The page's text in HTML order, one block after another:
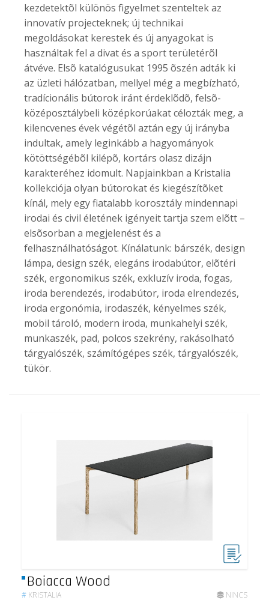
kezdetektõl különös figyelmet szenteltek az
innovatív projecteknek; új technikai
megoldásokat kerestek és új anyagokat is
használtak fel a divat és a sport területérõl
átvéve. Elsõ katalógusukat 1995 õszén adták ki
az üzleti hálózatban, mellyel még a megbízható,
tradícionális bútorok iránt érdeklõdõ, felsõ-
középosztálybeli középkorúakat célozták meg, a
kilencvenes évek végétõl aztán egy új irányba
indultak, amely leginkább a hagyományok
kötöttségébõl kilépõ, kortárs olasz dizájn
karakteréhez idomult. Napjainkban a Kristalia
kollekciója olyan bútorokat és kiegészítõket
kínál, mely egy fiatalabb korosztály mindennapi
irodai és civil életének igényeit tartja szem elõtt –
elsõsorban a megjelenést és a
felhasználhatóságot. Kínálatunk: bárszék, design
lámpa, design szék, elegáns irodabútor, elõtéri
szék, ergonomikus szék, exkluzív iroda, fogas,
iroda berendezés, irodabútor, iroda elrendezés,
iroda ergonómia, irodaszék, kényelmes szék,
mobil tároló, modern iroda, munkahelyi szék,
munkaszék, pad, polcos szekrény, rakásolható
tárgyalószék, számítógépes szék, tárgyalószék,
tükör.
Boiacca Wood
# KRISTALIA NINCS